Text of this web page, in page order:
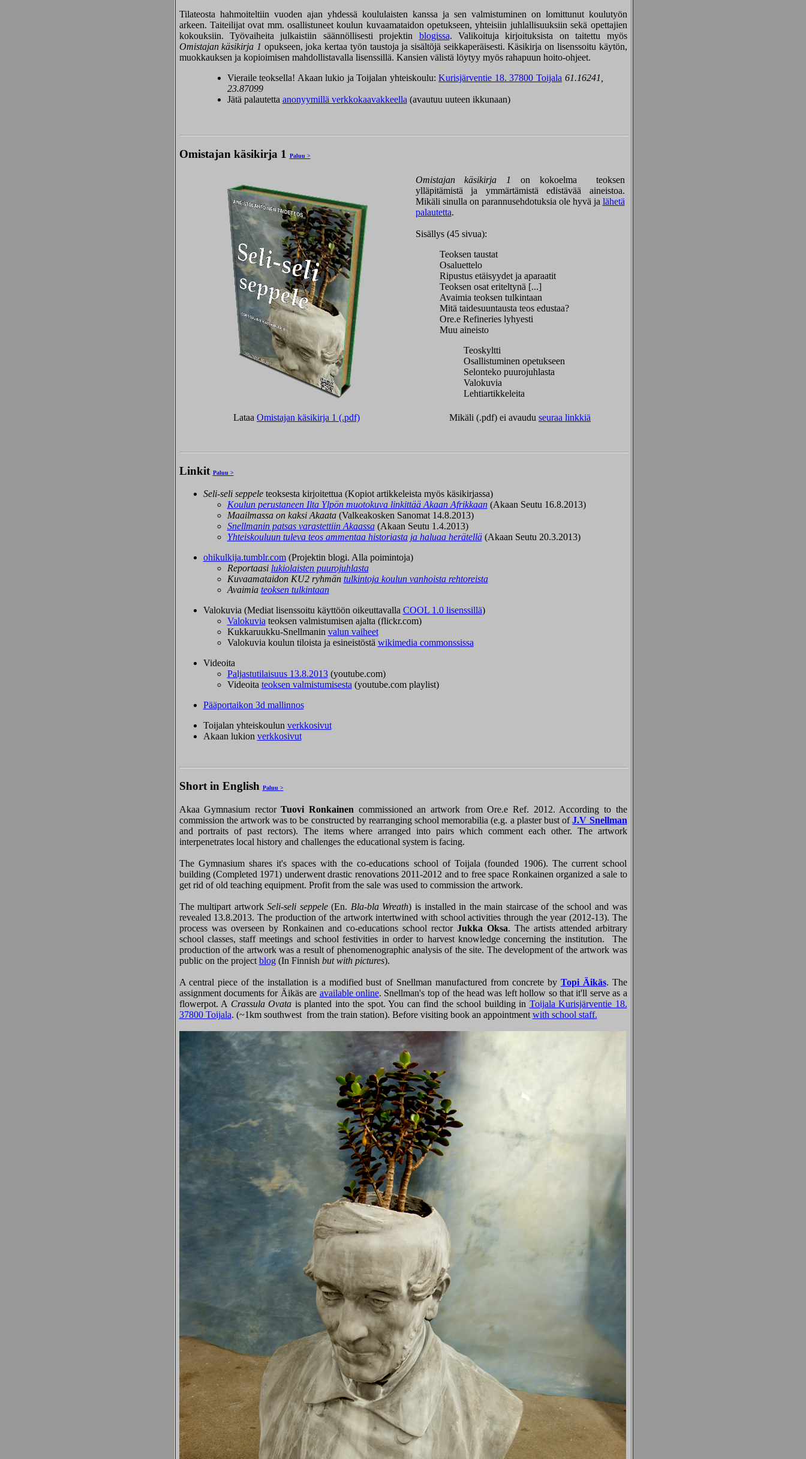
Tilateosta hahmoiteltiin vuoden ajan yhdessä koululaisten kanssa ja sen valmistuminen on lomittunut koulutyön
arkeen. Taiteilijat ovat mm. osallistuneet koulun kuvaamataidon opetukseen, yhteisiin juhlallisuuksiin sekä opettajien
kokouksiin. Työvaiheita julkaistiin säännöllisesti projektin blogissa. Valikoituja kirjoituksista on taitettu myös
Omistajan käsikirja 1 opukseen, joka kertaa työn taustoja ja sisältöjä seikkaperäisesti. Käsikirja on lisenssoitu käytön,
muokkauksen ja kopioimisen mahdollistavalla lisenssillä. Kansien välistä löytyy myös rahapuun hoito-ohjeet.
Vieraile teoksella! Akaan lukio ja Toijalan yhteiskoulu:Kurisjärventie 18. 37800 Toijala 61.16241,
23.87099
Jätä palautetta anonyymillä verkkokaavakkeella(avautuu uuteen ikkunaan)
Omistajan käsikirja 1 Paluu >
Omistajan käsikirja 1
on kokoelma teoksen
ylläpitämistä ja ymmärtämistä edistävää aineistoa.
Mikäli sinulla on parannusehdotuksia ole hyvä ja lähetä
palautetta.
Sisällys (45 sivua):
Teoksen taustat
Osaluettelo
Ripustus etäisyydet ja aparaatit
Teoksen osat eriteltynä [...]
Avaimia teoksen tulkintaan
Mitä taidesuuntausta teos edustaa?
Ore.e Refineries lyhyesti
Muu aineisto
Teoskyltti
Osallistuminen opetukseen
Selonteko puurojuhlasta
Valokuvia
Lehtiartikkeleita
Lataa Omistajan käsikirja 1 (.pdf) Mikäli (.pdf) ei avaudu seuraa linkkiä
Linkit Paluu >
Seli-seli seppeleteoksesta kirjoitettua (Kopiot artikkeleista myös käsikirjassa)
Koulun perustaneen Ilta Ylpön muotokuva linkittää Akaan Afrikkaan(Akaan Seutu 16.8.2013)
Maailmassa on kaksi Akaata (Valkeakosken Sanomat 14.8.2013)
Snellmanin patsas varastettiin Akaassa(Akaan Seutu 1.4.2013)
Yhteiskouluun tuleva teos ammentaa historiasta ja haluaa herätellä(Akaan Seutu 20.3.2013)
ohikulkija.tumblr.com(Projektin blogi. Alla poimintoja)
Reportaasi lukiolaisten puurojuhlasta
Kuvaamataidon KU2 ryhmän tulkintoja koulun vanhoista rehtoreista
Avaimia teoksen tulkintaan
Valokuvia (Mediat lisenssoitu käyttöön oikeuttavalla COOL 1.0 lisenssillä)
Valokuvia teoksen valmistumisen ajalta (flickr.com)
Kukkaruukku-Snellmanin valun vaiheet
Valokuvia koulun tiloista ja esineistöstä wikimedia commonssissa
Videoita
Paljastutilaisuus 13.8.2013(youtube.com)
Videoita teoksen valmistumisesta (youtube.com playlist)
Pääportaikon 3d mallinnos
Toijalan yhteiskoulun verkkosivut
Akaan lukion verkkosivut
Short in English Paluu >
Akaa Gymnasium rectorTuovi Ronkainen commissioned an artwork from Ore.e Ref. 2012. According to the
commission the artwork was to be constructed by rearranging school memorabilia (e.g. a plaster bust ofJ.V Snellman
and portraits of past rectors). The items where arranged into pairs which comment each other. The artwork
interpenetrates local history and challenges the educational system is facing.
The Gymnasium shares it's spaces with the co-educations school of Toijala (founded 1906). The current school
building (Completed 1971) underwent drastic renovations 2011-2012 and to free space Ronkainen organized a sale to
get rid of old teaching equipment. Profit from the sale was used to commission the artwork.
The multipart artworkSeli-seli seppele (En. Bla-bla Wreath) is installed in the main staircase of the school and was
revealed 13.8.2013. The production of the artwork intertwined with school activities through the year (2012-13). The
process was overseen by Ronkainen and co-educations school rector Jukka Oksa. The artists attended arbitrary
school classes, staff meetings and school festivities in order to harvest knowledge concerning the institution. The
production of the artwork was a result of phenomenographic analysis of the site. The development of the artwork was
public on the project blog(In Finnish but with pictures).
A central piece of the installation is a modified bust of Snellman manufactured from concrete by Topi Äikäs. The
assignment documents for Äikäs are available online. Snellman's top of the head was left hollow so that it'll serve as a
flowerpot. A Crassula Ovata is planted into the spot. You can find the school building in Toijala Kurisjärventie 18.
37800 Toijala. (~1km southwest from the train station). Before visiting book an appointment with school staff.